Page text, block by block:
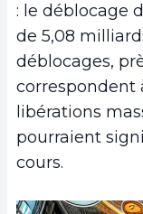
: le déblocage
de 5,08
déblocages,
correspondent
libérations
pourraient
cours.